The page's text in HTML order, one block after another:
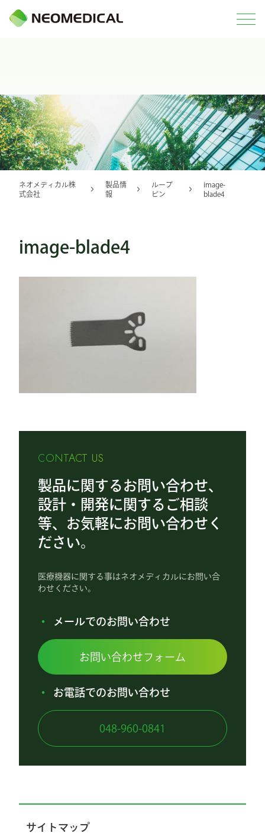
ネオメディカル株
式会社
製品情
報
ループ
ピン
image-
blade4
image-blade4
CONTACT US
製品に関するお問い合わせ、
設計・開発に関するご相談
等、お気軽にお問い合わせく
ださい。
医療機器に関する事はネオメディカルにお問い合
わせください。
メールでのお問い合わせ
お問い合わせフォーム
お電話でのお問い合わせ
048-960-0841
サイトマップ